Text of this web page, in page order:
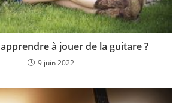
à jouer de la guitare ?
9 juin 2022